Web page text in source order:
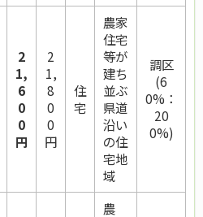
2
1,
6
0
0
円
2
1,
8
0
0
円
住
宅
農家
住宅
等が
建ち
並ぶ
県道
沿い
の住
宅地
域
調区
(6
0%：
20
0%)
農